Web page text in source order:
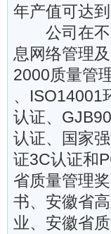
年产值可达到
公司在不
息网络管理
2000质量管
、ISO14001
认证、
认证、国家
证3C认证和
省质量管理
书、安徽省
业、安徽省